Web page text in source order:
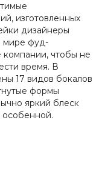
изготовленных
дизайнеры
мире фуд-
чтобы не
время. В
17 видов бокалов
формы
яркий блеск
особенной.